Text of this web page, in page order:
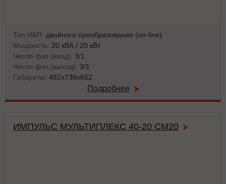
Тип ИБП: двойного преобразования (on-line)
Мощность: 20 кВА / 20 кВт
Число фаз (вход): 3/1
Число фаз (выход): 3/1
Габариты: 482х738х662
Подробнее
ИМПУЛЬС МУЛЬТИПЛЕКС 40-20 СМ20